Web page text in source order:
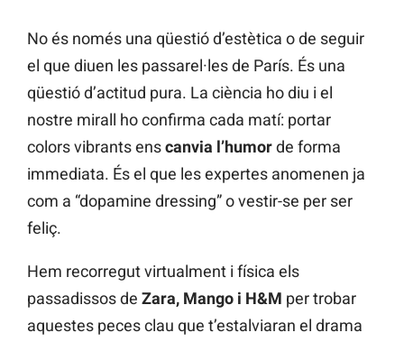
No és només una qüestió d’estètica o de seguir
el que diuen les passarel·les de París. És una
qüestió d’actitud pura. La ciència ho diu i el
nostre mirall ho confirma cada matí: portar
colors vibrants enscanvia l’humorde forma
immediata. És el que les expertes anomenen ja
com a “dopamine dressing” o vestir-se per ser
feliç.
Hem recorregut virtualment i física els
passadissos de Zara, Mango i H&M per trobar
aquestes peces clau que t’estalviaran el drama